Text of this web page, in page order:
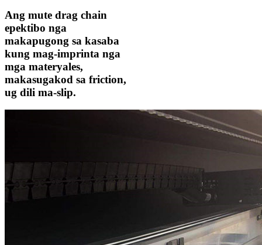
Ang mute drag chain
epektibo nga
makapugong sa kasaba
kung mag-imprinta nga
mga materyales,
makasugakod sa friction,
ug dili ma-slip.